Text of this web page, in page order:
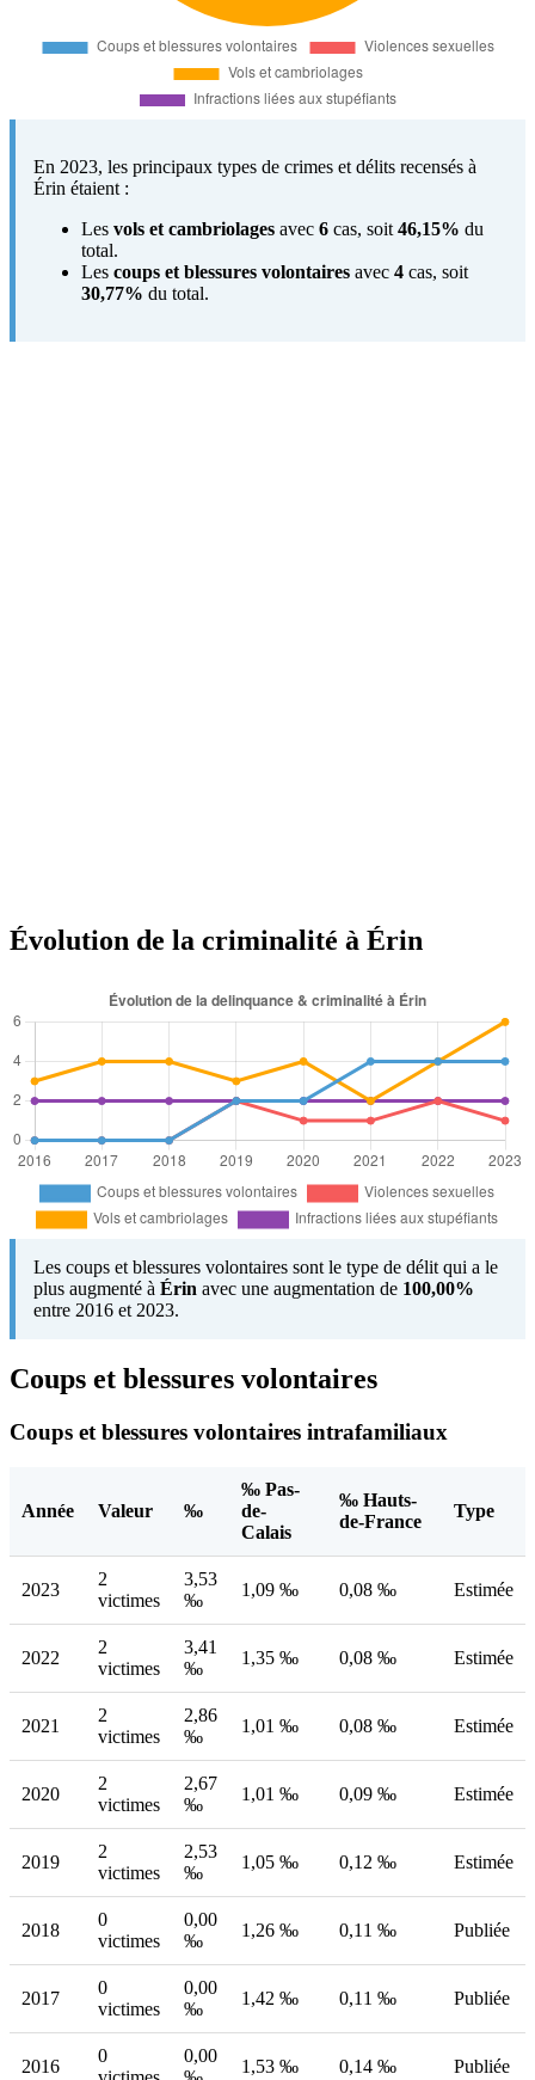
En 2023, les principaux types de crimes et délits recensés à
Érin étaient :
Les vols et cambriolages avec 6 cas, soit 46,15% du
total.
Les coups et blessures volontaires avec 4 cas, soit
30,77% du total.
Évolution de la criminalité à Érin
Les coups et blessures volontaires sont le type de délit qui a le
plus augmenté à Érin avec une augmentation de 100,00%
entre 2016 et 2023.
Coups et blessures volontaires
Coups et blessures volontaires intrafamiliaux
Année Valeur ‰
‰ Pas-
de-
Calais
‰ Hauts-
de-France
Type
2023
2
victimes
3,53
‰
1,09 ‰ 0,08 ‰ Estimée
2022
2
victimes
3,41
‰
1,35 ‰ 0,08 ‰ Estimée
2021
2
victimes
2,86
‰
1,01 ‰ 0,08 ‰ Estimée
2020
2
victimes
2,67
‰
1,01 ‰ 0,09 ‰ Estimée
2019
2
victimes
2,53
‰
1,05 ‰ 0,12 ‰ Estimée
2018
0
victimes
0,00
‰
1,26 ‰ 0,11 ‰ Publiée
2017
0
victimes
0,00
‰
1,42 ‰ 0,11 ‰ Publiée
2016
0
0,00
1,53 ‰ 0,14 ‰ Publiée